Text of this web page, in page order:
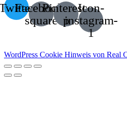
Facebook-
square
Pinterest-
p
Icon-
instagram-
1
WordPress Cookie Hinweis von Real